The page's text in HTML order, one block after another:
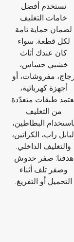
نستخدم أفضل
خامات التغليف
لضمان حماية تامة
لكل قطعة. سواء
كان عندك أثاث
خشبي حساس،
مفروشات، أو
أجهزة كهربائية،
طبقات متعدّدة
من التغليف
البطاطين،
راپ، الكراتين،
والتغليف الداخلي.
هدفنا: صفر خدوش
وصفر تلف أثناء
التحميل أو التفريغ.